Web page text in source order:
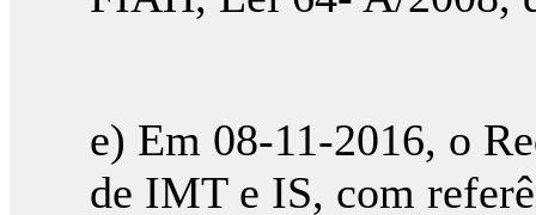
e) Em 08-11-2016, o
de IMT e IS, com